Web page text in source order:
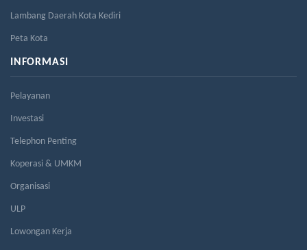
Lambang Daerah Kota Kediri
Peta Kota
INFORMASI
Pelayanan
Investasi
Telephon Penting
Koperasi & UMKM
Organisasi
ULP
Lowongan Kerja